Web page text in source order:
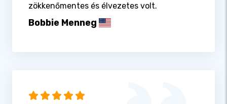
zökkenőmentes és élvezetes volt.
Bobbie Menneg